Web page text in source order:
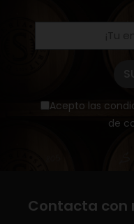
Acepto las
de
Contacta con